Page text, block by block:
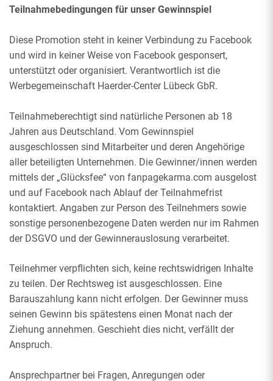
Teilnahmebedingungen für unser Gewinnspiel
Diese Promotion steht in keiner Verbindung zu Facebook
und wird in keiner Weise von Facebook gesponsert,
unterstützt oder organisiert. Verantwortlich ist die
Werbegemeinschaft Haerder-Center Lübeck GbR.
Teilnahmeberechtigt sind natürliche Personen ab 18
Jahren aus Deutschland. Vom Gewinnspiel
ausgeschlossen sind Mitarbeiter und deren Angehörige
aller beteiligten Unternehmen. Die Gewinner/innen werden
mittels der „Glücksfee“ von fanpagekarma.com ausgelost
und auf Facebook nach Ablauf der Teilnahmefrist
kontaktiert. Angaben zur Person des Teilnehmers sowie
sonstige personenbezogene Daten werden nur im Rahmen
der DSGVO und der Gewinnerauslosung verarbeitet.
Teilnehmer verpflichten sich, keine rechtswidrigen Inhalte
zu teilen. Der Rechtsweg ist ausgeschlossen. Eine
Barauszahlung kann nicht erfolgen. Der Gewinner muss
seinen Gewinn bis spätestens einen Monat nach der
Ziehung annehmen. Geschieht dies nicht, verfällt der
Anspruch.
Ansprechpartner bei Fragen, Anregungen oder